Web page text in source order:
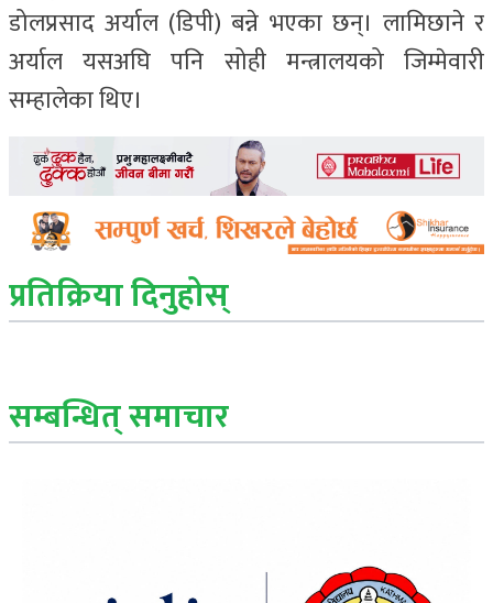
डोलप्रसाद अर्याल (डिपी) बन्ने भएका छन्। लामिछाने र
अर्याल यसअघि पनि सोही मन्त्रालयको जिम्मेवारी
सम्हालेका थिए।
प्रतिक्रिया दिनुहोस्
सम्बन्धित् समाचार